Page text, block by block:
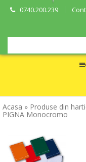
0740.200.239
Acasa » Produse din
PIGNA Monocromo